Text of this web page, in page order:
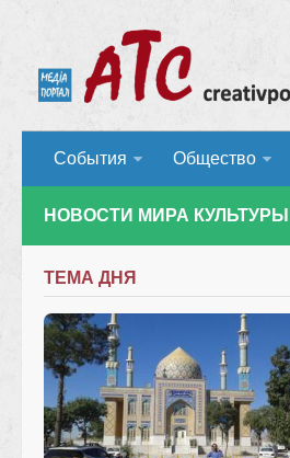
События Общество
НОВОСТИ МИРА КУЛЬТУРЫ
ТЕМА ДНЯ